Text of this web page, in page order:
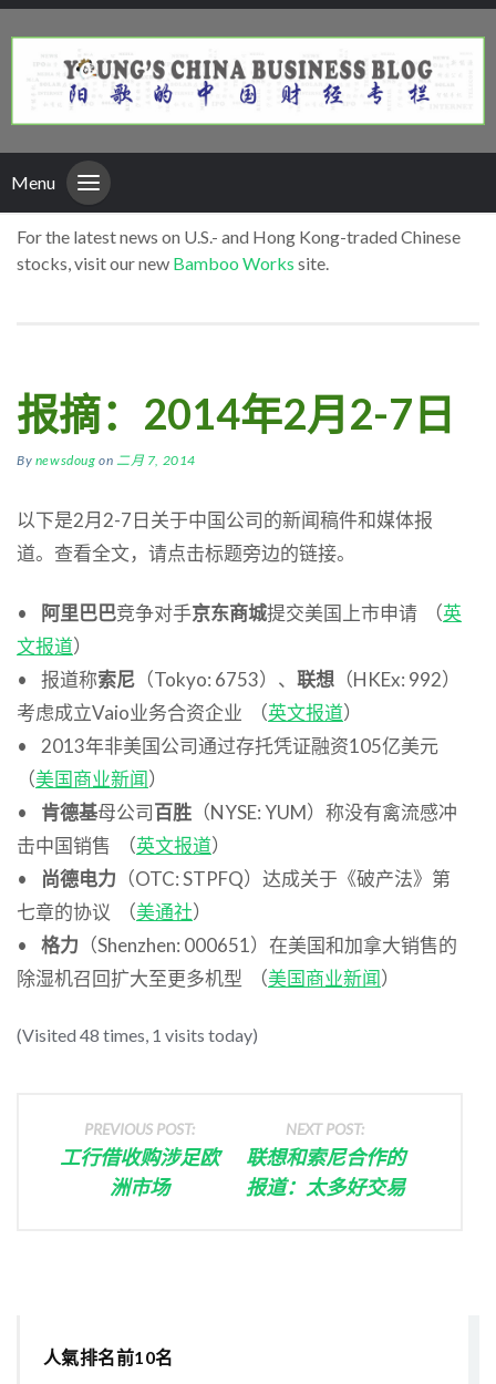
Menu
For the latest news on U.S.- and Hong Kong-traded Chinese
stocks, visit our new Bamboo Works site.
报摘：2014年2月2-7日
By newsdoug on 二月 7, 2014
以下是2月2-7日关于中国公司的新闻稿件和媒体报
道。查看全文，请点击标题旁边的链接。
• 阿里巴巴竞争对手京东商城提交美国上市申请 （英
文报道）
• 报道称索尼 （Tokyo: 6753）、 联想 （HKEx: 992）
考虑成立Vaio业务合资企业 （英文报道）
• 2013年非美国公司通过存托凭证融资105亿美元
（美国商业新闻）
• 肯德基母公司百胜 （NYSE: YUM）称没有禽流感冲
击中国销售 （英文报道）
• 尚德电力 （OTC: STPFQ）达成关于《破产法》第
七章的协议 （美通社）
• 格力 （Shenzhen: 000651）在美国和加拿大销售的
除湿机召回扩大至更多机型 （美国商业新闻）
(Visited 48 times, 1 visits today)
PREVIOUS POST:
工行借收购涉足欧
洲市场
NEXT POST:
联想和索尼合作的
报道：太多好交易
人氣排名前10名